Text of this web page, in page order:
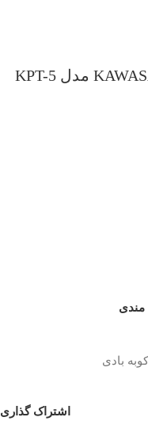
مندی
بادی
اشتراک گذاری